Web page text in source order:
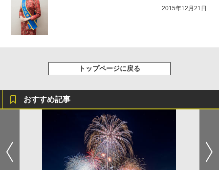
2015年12月21日
トップページに戻る
おすすめ記事